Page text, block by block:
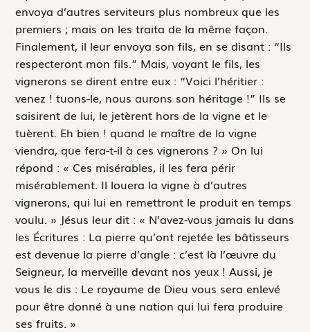
envoya d’autres serviteurs plus nombreux que les
premiers ; mais on les traita de la même façon.
Finalement, il leur envoya son fils, en se disant : “Ils
respecteront mon fils.” Mais, voyant le fils, les
vignerons se dirent entre eux : “Voici l’héritier :
venez ! tuons-le, nous aurons son héritage !” Ils se
saisirent de lui, le jetèrent hors de la vigne et le
tuèrent. Eh bien ! quand le maître de la vigne
viendra, que fera-t-il à ces vignerons ? » On lui
répond : « Ces misérables, il les fera périr
misérablement. Il louera la vigne à d’autres
vignerons, qui lui en remettront le produit en temps
voulu. » Jésus leur dit : « N’avez-vous jamais lu dans
les Écritures : La pierre qu’ont rejetée les bâtisseurs
est devenue la pierre d’angle : c’est là l’œuvre du
Seigneur, la merveille devant nos yeux !Aussi, je
vous le dis : Le royaume de Dieu vous sera enlevé
pour être donné à une nation qui lui fera produire
ses fruits. »